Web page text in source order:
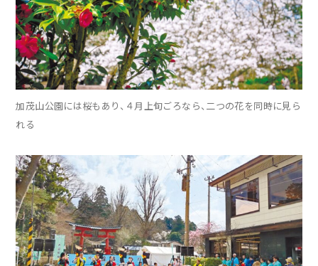
加茂山公園には桜もあり、４月上旬ごろなら、二つの花を同時に見ら
れる